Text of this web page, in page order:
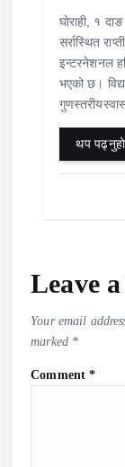
घाेराही, १
सर्रास्थित
इन्टरनेशनल
भएको छ।
थप
Leave
Your email
marked *
Comment*